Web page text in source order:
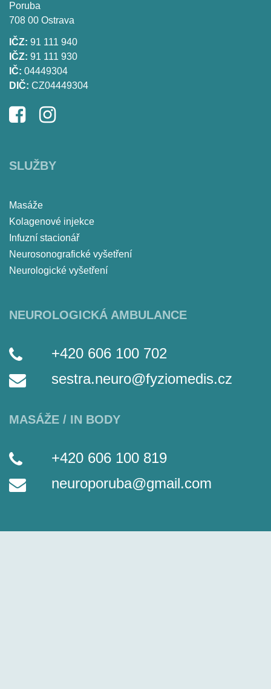
Poruba
708 00 Ostrava
IČZ: 91 111 940
IČZ: 91 111 930
IČ: 04449304
DIČ: CZ04449304
SLUŽBY
Masáže
Kolagenové injekce
Infuzní stacionář
Neurosonografické vyšetření
Neurologické vyšetření
NEUROLOGICKÁ AMBULANCE
+420 606 100 702
sestra.neuro@fyziomedis.cz
MASÁŽE / IN BODY
+420 606 100 819
neuroporuba@gmail.com